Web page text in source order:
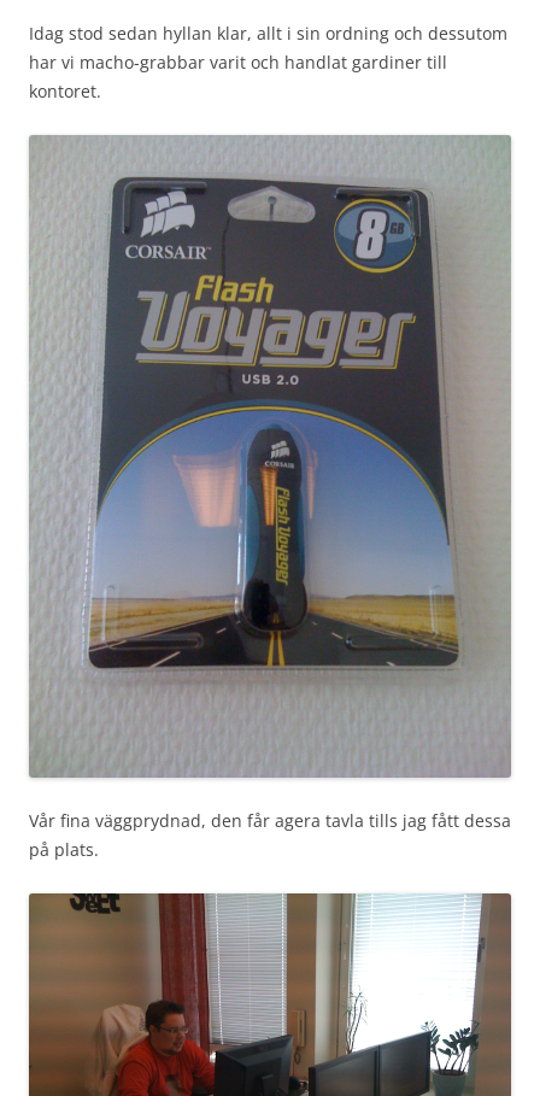
Idag stod sedan hyllan klar, allt i sin ordning och dessutom
har vi macho-grabbar varit och handlat gardiner till
kontoret.
Vår fina väggprydnad, den får agera tavla tills jag fått dessa
på plats.